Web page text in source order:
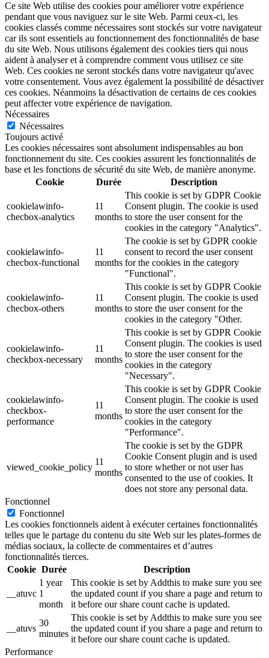
Ce site Web utilise des cookies pour améliorer votre expérience
pendant que vous naviguez sur le site Web. Parmi ceux-ci, les
cookies classés comme nécessaires sont stockés sur votre navigateur
car ils sont essentiels au fonctionnement des fonctionnalités de base
du site Web. Nous utilisons également des cookies tiers qui nous
aident à analyser et à comprendre comment vous utilisez ce site
Web. Ces cookies ne seront stockés dans votre navigateur qu'avec
votre consentement. Vous avez également la possibilité de désactiver
ces cookies. Néanmoins la désactivation de certains de ces cookies
peut affecter votre expérience de navigation.
Nécessaires
Nécessaires
Toujours activé
Les cookies nécessaires sont absolument indispensables au bon
fonctionnement du site. Ces cookies assurent les fonctionnalités de
base et les fonctions de sécurité du site Web, de manière anonyme.
Cookie
Durée Description
cookielawinfo-
checbox-analytics
11
months
This cookie is set by GDPR Cookie
Consent plugin. The cookie is used
to store the user consent for the
cookies in the category "Analytics".
cookielawinfo-
checbox-functional
11
months
The cookie is set by GDPR cookie
consent to record the user consent
for the cookies in the category
"Functional".
cookielawinfo-
checbox-others
11
months
This cookie is set by GDPR Cookie
Consent plugin. The cookie is used
to store the user consent for the
cookies in the category "Other.
cookielawinfo-
checkbox-necessary
11
months
This cookie is set by GDPR Cookie
Consent plugin. The cookies is used
to store the user consent for the
cookies in the category
"Necessary".
cookielawinfo-
checkbox-
performance
11
months
This cookie is set by GDPR Cookie
Consent plugin. The cookie is used
to store the user consent for the
cookies in the category
"Performance".
viewed_cookie_policy
11
months
The cookie is set by the GDPR
Cookie Consent plugin and is used
to store whether or not user has
consented to the use of cookies. It
does not store any personal data.
Fonctionnel
Fonctionnel
Les cookies fonctionnels aident à exécuter certaines fonctionnalités
telles que le partage du contenu du site Web sur les plates-formes de
médias sociaux, la collecte de commentaires et d’autres
fonctionnalités tierces.
Cookie Durée Description
__atuvc
1 year
1
month
This cookie is set by Addthis to make sure you see
the updated count if you share a page and return to
it before our share count cache is updated.
__atuvs
30
minutes
This cookie is set by Addthis to make sure you see
the updated count if you share a page and return to
it before our share count cache is updated.
Performance